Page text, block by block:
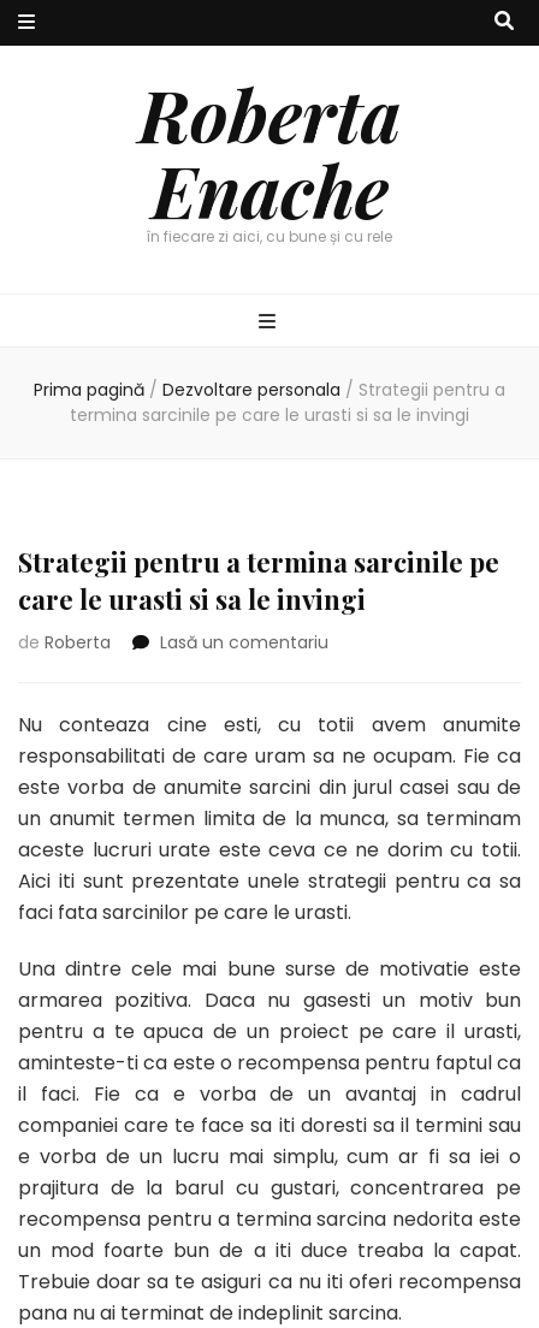
Roberta
Enache
în fiecare zi aici, cu bune și cu rele
Prima pagină / Dezvoltare personala / Strategii pentru a
termina sarcinile pe care le urasti si sa le invingi
Strategii pentru a termina sarcinile pe
care le urasti si sa le invingi
de Roberta Lasă un comentariu
a
sarcinile
pe
care
le
urasti
si
sa
invingi
Nu conteaza cine esti, cu totii avem anumite
responsabilitati de care uram sa ne ocupam. Fie ca
este vorba de anumite sarcini din jurul casei sau de
un anumit termen limita de la munca, sa terminam
aceste lucruri urate este ceva ce ne dorim cu totii.
Aici iti sunt prezentate unele strategii pentru ca sa
faci fata sarcinilor pe care le urasti.
Una dintre cele mai bune surse de motivatie este
armarea pozitiva. Daca nu gasesti un motiv bun
pentru a te apuca de un proiect pe care il urasti,
aminteste-ti ca este o recompensa pentru faptul ca
il faci. Fie ca e vorba de un avantaj in cadrul
companiei care te face sa iti doresti sa il termini sau
e vorba de un lucru mai simplu, cum ar fi sa iei o
prajitura de la barul cu gustari, concentrarea pe
recompensa pentru a termina sarcina nedorita este
un mod foarte bun de a iti duce treaba la capat.
Trebuie doar sa te asiguri ca nu iti oferi recompensa
pana nu ai terminat de indeplinit sarcina.